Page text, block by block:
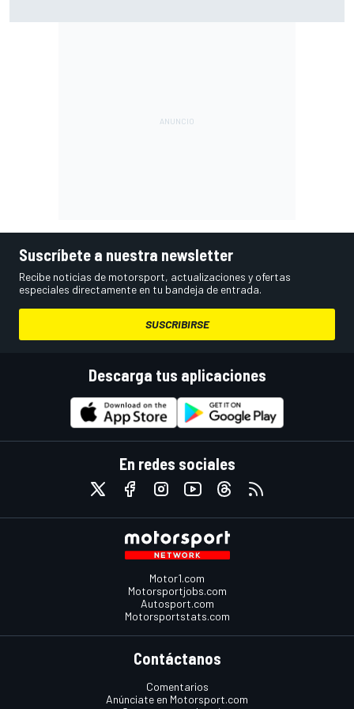
otro"
Suscríbete a nuestra newsletter
Recibe noticias de motorsport, actualizaciones y ofertas
especiales directamente en tu bandeja de entrada.
SUSCRIBIRSE
Descarga tus aplicaciones
En redes sociales
Motor1.com
Motorsportjobs.com
Autosport.com
Motorsportstats.com
Contáctanos
Comentarios
Anúnciate en Motorsport.com